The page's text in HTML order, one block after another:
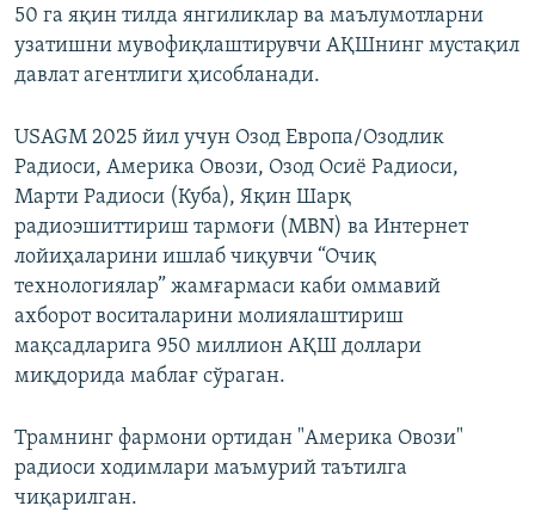
50 га яқин тилда янгиликлар ва маълумотларни
узатишни мувофиқлаштирувчи АҚШнинг мустақил
давлат агентлиги ҳисобланади.
USAGM 2025 йил учун Озод Европа/Озодлик
Радиоси, Америка Овози, Озод Осиё Радиоси,
Марти Радиоси (Куба), Яқин Шарқ
радиоэшиттириш тармоғи (МBN) ва Интернет
лойиҳаларини ишлаб чиқувчи “Очиқ
технологиялар” жамғармаси каби оммавий
ахборот воситаларини молиялаштириш
мақсадларига 950 миллион АҚШ доллари
миқдорида маблағ сўраган.
Трамнинг фармони ортидан "Америка Овози"
радиоси ходимлари маъмурий таътилга
чиқарилган.